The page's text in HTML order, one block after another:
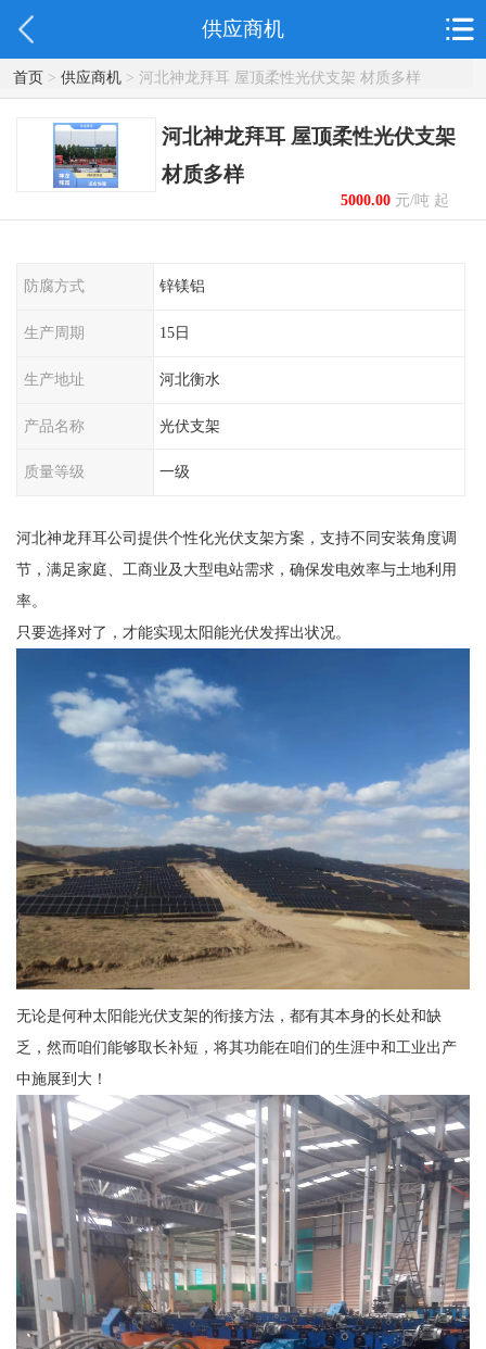
供应商机
首页> 供应商机> 河北神龙拜耳 屋顶柔性光伏支架 材质多样
河北神龙拜耳 屋顶柔性光伏支架
材质多样
5000.00元/吨 起
防腐方式 锌镁铝
生产周期 15日
生产地址 河北衡水
产品名称 光伏支架
质量等级 一级
河北神龙拜耳公司提供个性化光伏支架方案，支持不同安装角度调
节，满足家庭、工商业及大型电站需求，确保发电效率与土地利用
率。
只要选择对了，才能实现太阳能光伏发挥出状况。
无论是何种太阳能光伏支架的衔接方法，都有其本身的长处和缺
乏，然而咱们能够取长补短，将其功能在咱们的生涯中和工业出产
中施展到大！